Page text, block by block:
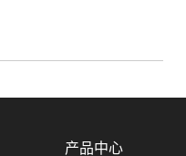
产品中心